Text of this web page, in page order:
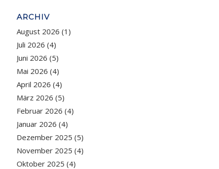
ARCHIV
August 2026 (1)
Juli 2026 (4)
Juni 2026 (5)
Mai 2026 (4)
April 2026 (4)
März 2026 (5)
Februar 2026 (4)
Januar 2026 (4)
Dezember 2025 (5)
November 2025 (4)
Oktober 2025 (4)